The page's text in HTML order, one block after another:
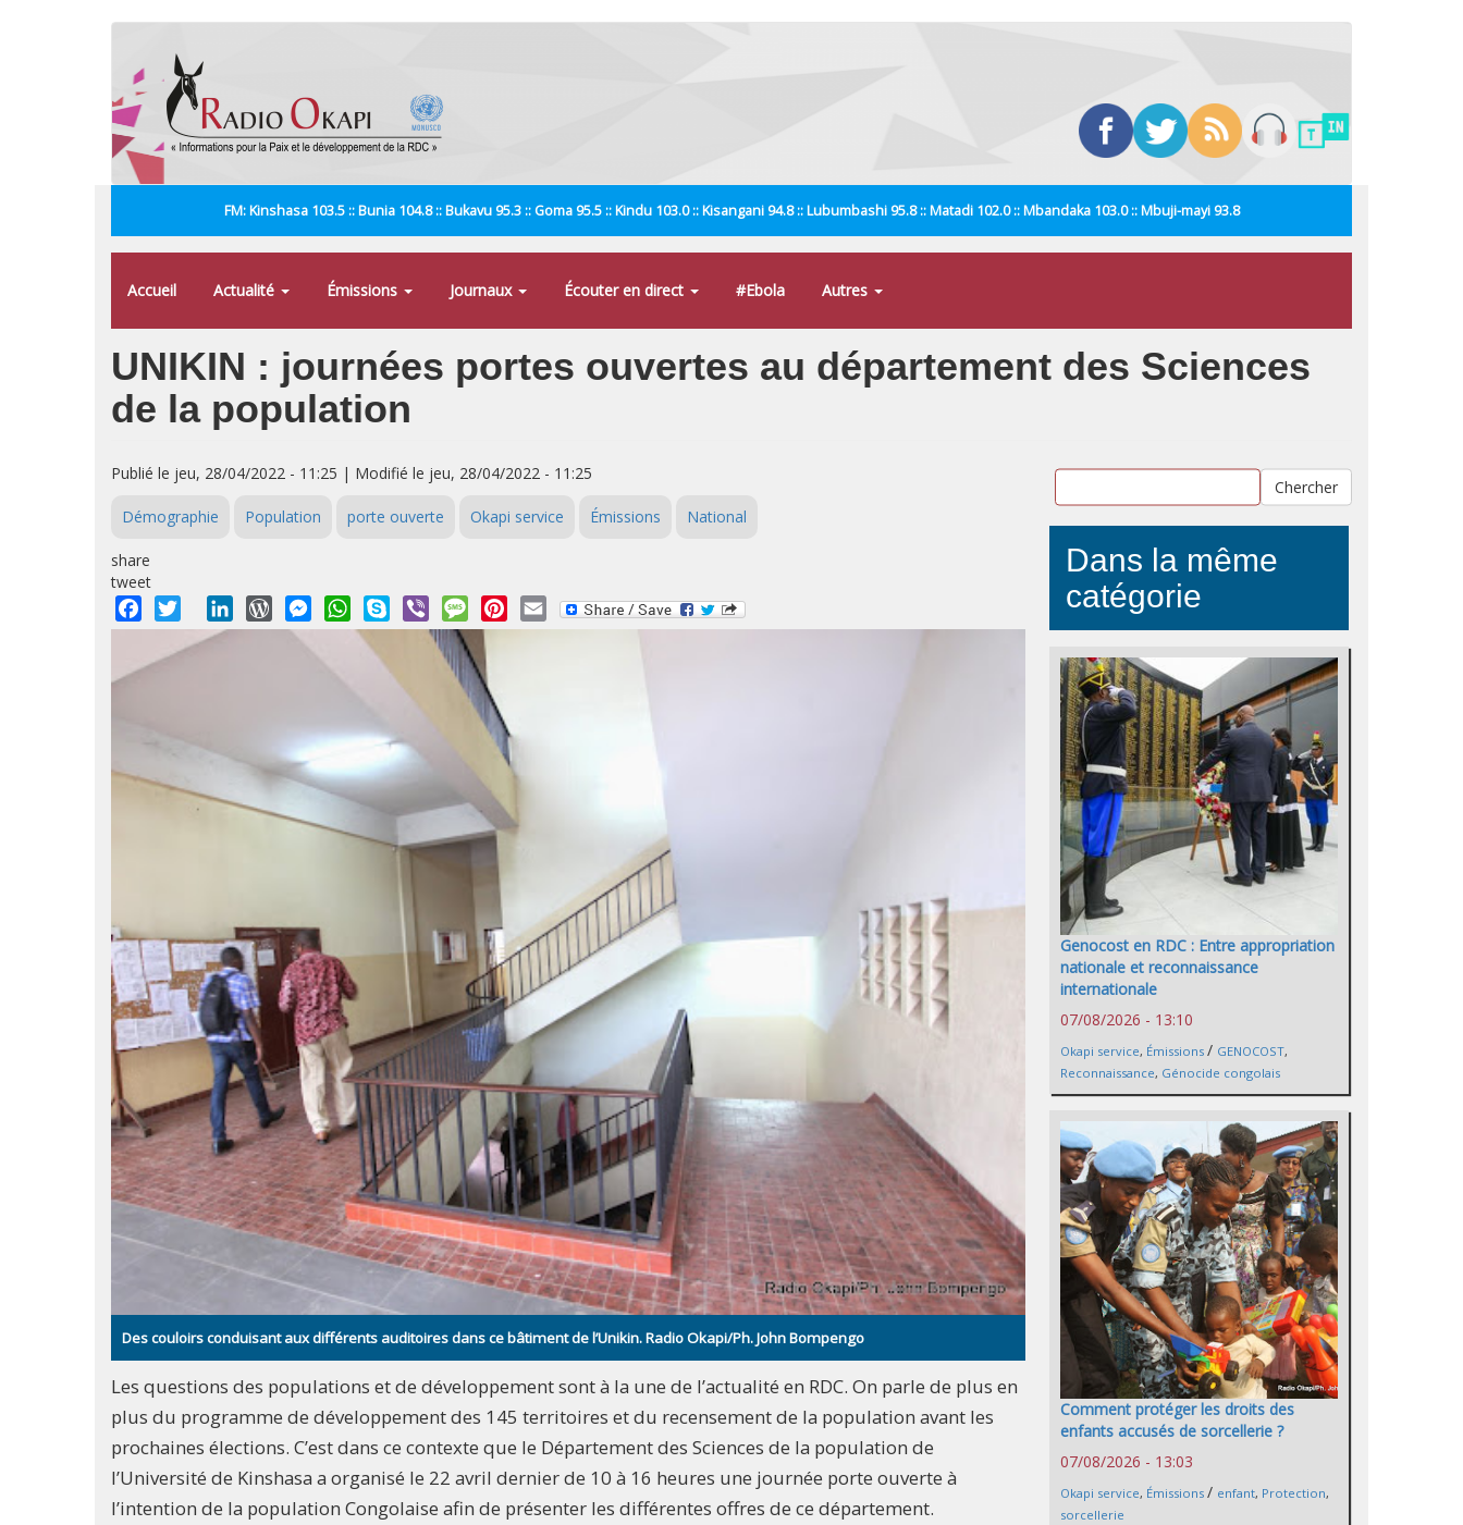
FM: Kinshasa 103.5 :: Bunia 104.8 :: Bukavu 95.3 :: Goma 95.5 :: Kindu 103.0 :: Kisangani 94.8 :: Lubumbashi 95.8 :: Matadi 102.0 :: Mbandaka 103.0 :: Mbuji-mayi 93.8
Accueil Actualité Émissions Journaux Écouter en direct #Ebola Autres
UNIKIN : journées portes ouvertes au département des Sciences
de la population
Publié le jeu, 28/04/2022 - 11:25 | Modifié le jeu, 28/04/2022 - 11:25
Démographie Population porte ouverte Okapi service Émissions National
share
tweet
Facebook
Twitter LinkedInWordPressMessengerWhatsApp
Skype Viber MessagePinterest
Email
Des couloirs conduisant aux différents auditoires dans ce bâtiment de l’Unikin. Radio Okapi/Ph. John Bompengo
Les questions des populations et de développement sont à la une de l’actualité en RDC. On parle de plus en
plus du programme de développement des 145 territoires et du recensement de la population avant les
prochaines élections. C’est dans ce contexte que le Département des Sciences de la population de
l’Université de Kinshasa a organisé le 22 avril dernier de 10 à 16 heures une journée porte ouverte à
l’intention de la population Congolaise afin de présenter les différentes offres de ce département.
Chercher
Dans la même
catégorie
Genocost en RDC : Entre appropriation
nationale et reconnaissance
internationale
07/08/2026 - 13:10
Okapi service, Émissions / GENOCOST,
Reconnaissance, Génocide congolais
Comment protéger les droits des
enfants accusés de sorcellerie ?
07/08/2026 - 13:03
Okapi service, Émissions / enfant, Protection,
sorcellerie